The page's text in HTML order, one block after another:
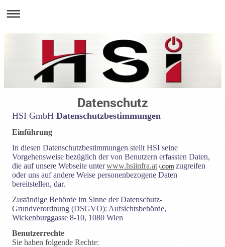
Datenschutz
HSI GmbH Datenschutzbestimmungen
Einführung
In diesen Datenschutzbestimmungen stellt HSI seine
Vorgehensweise bezüglich der von Benutzern erfassten Daten,
die auf unsere Webseite unterwww.hsiinfra.at /.com zugreifen
oder uns auf andere Weise personenbezogene Daten
bereitstellen, dar.
Zuständige Behörde im Sinne der Datenschutz-
Grundverordnung (DSGVO): Aufsichtsbehörde,
Wickenburggasse 8-10, 1080 Wien
Benutzerrechte
Sie haben folgende Rechte: